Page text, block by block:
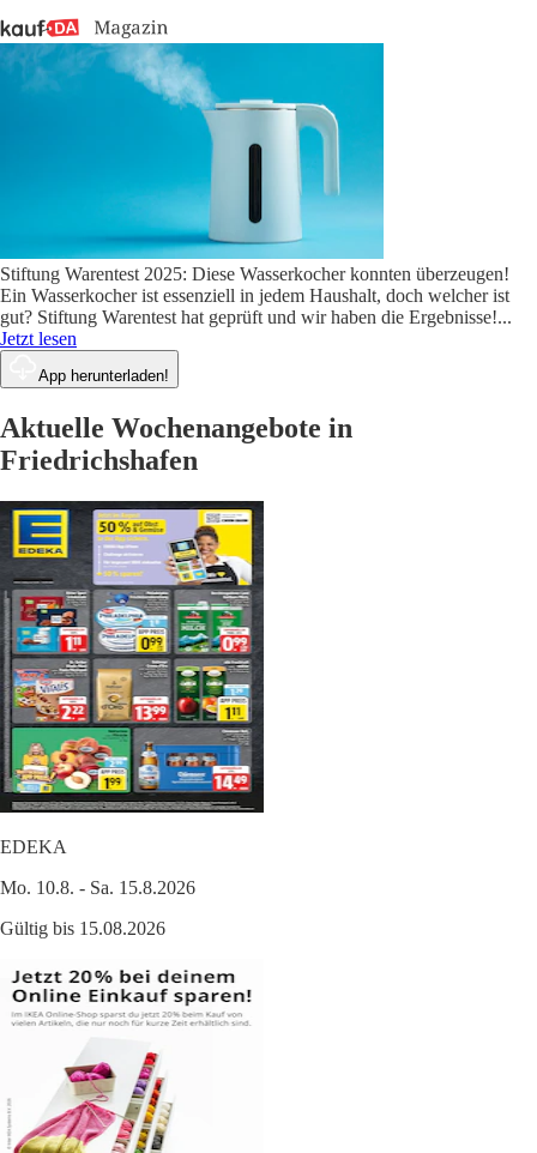
Stiftung Warentest 2025: Diese Wasserkocher konnten überzeugen!
Ein Wasserkocher ist essenziell in jedem Haushalt, doch welcher ist
gut? Stiftung Warentest hat geprüft und wir haben die Ergebnisse!...
Jetzt lesen
App herunterladen!
Aktuelle Wochenangebote in
Friedrichshafen
EDEKA
Mo. 10.8. - Sa. 15.8.2026
Gültig bis 15.08.2026